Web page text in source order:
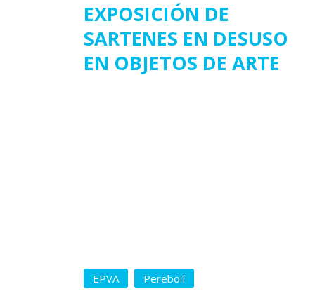
EXPOSICIÓN DE
SARTENES EN DESUSO
EN OBJETOS DE ARTE
EPVA Pereboïl